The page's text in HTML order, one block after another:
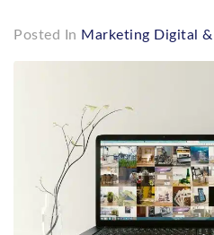
Posted In Marketing Digital